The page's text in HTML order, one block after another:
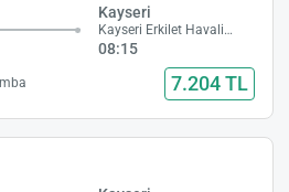
Kayseri
Kayseri Erkilet Havalimanı
08:15
7.204 TL